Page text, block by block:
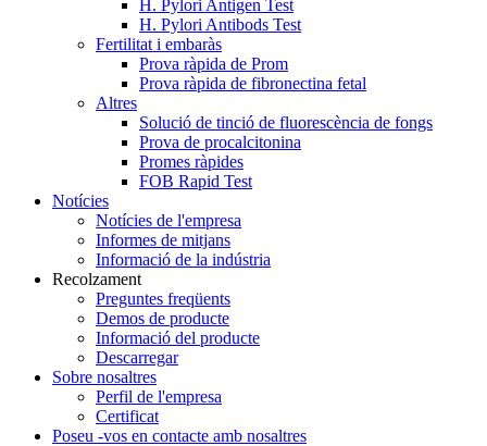
H. Pylori Antigen Test
H. Pylori Antibods Test
Fertilitat i embaràs
Prova ràpida de Prom
Prova ràpida de fibronectina fetal
Altres
Solució de tinció de fluorescència de fongs
Prova de procalcitonina
Promes ràpides
FOB Rapid Test
Notícies
Notícies de l'empresa
Informes de mitjans
Informació de la indústria
Recolzament
Preguntes freqüents
Demos de producte
Informació del producte
Descarregar
Sobre nosaltres
Perfil de l'empresa
Certificat
Poseu -vos en contacte amb nosaltres